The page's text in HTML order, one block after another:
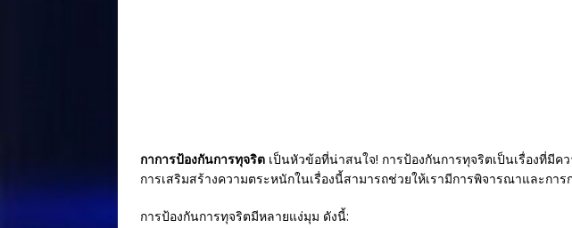
กาการป้องกันการทุจริต เป็นหัวข้อที่น่าสนใจ! การป้องกันการทุจริตเป็นเรื่องที่มี
การเสริมสร้างความตระหนักในเรื่องนี้สามารถช่วยให้เรามีการพิจารณาและก
การป้องกันการทุจริตมีหลายแง่มุม ดังนี้: